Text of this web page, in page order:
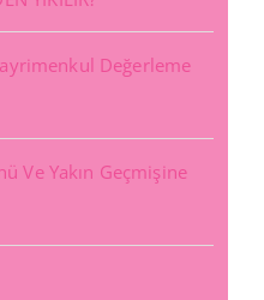
Değerleme
Ve Yakın Geçmişine